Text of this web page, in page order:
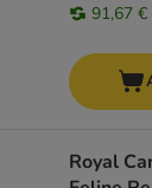
91,67 €
Royal